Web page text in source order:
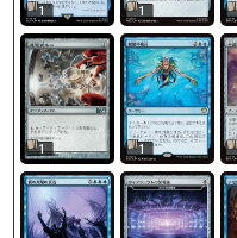
1 1
1 1